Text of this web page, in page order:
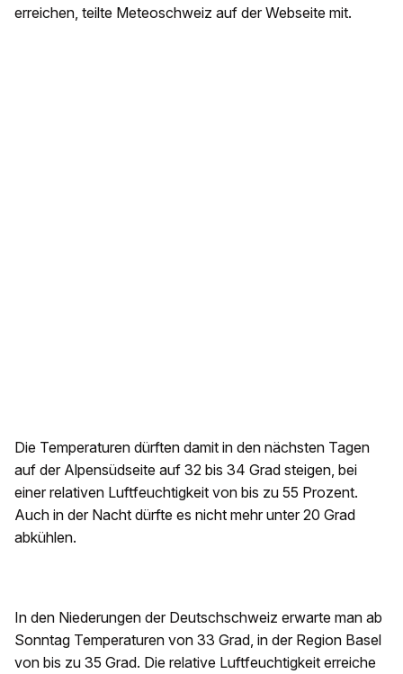
erreichen, teilte Meteoschweiz auf der Webseite mit.
Die Temperaturen dürften damit in den nächsten Tagen
auf der Alpensüdseite auf 32 bis 34 Grad steigen, bei
einer relativen Luftfeuchtigkeit von bis zu 55 Prozent.
Auch in der Nacht dürfte es nicht mehr unter 20 Grad
abkühlen.
In den Niederungen der Deutschschweiz erwarte man ab
Sonntag Temperaturen von 33 Grad, in der Region Basel
von bis zu 35 Grad. Die relative Luftfeuchtigkeit erreiche